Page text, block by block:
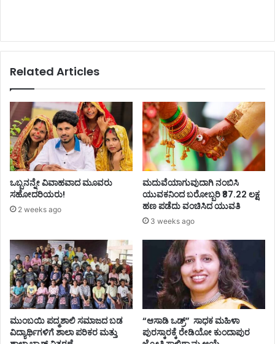
Related Articles
ಒಬ್ಬನನ್ನೇ ವಿವಾಹವಾದ ಮೂವರು
ಸಹೋದರಿಯರು!
2 weeks ago
ಮದುವೆಯಾಗುವುದಾಗಿ ನಂಬಿಸಿ
ಯುವಕನಿಂದ ಬರೋಬ್ಬರಿ ₹87.22 ಲಕ್ಷ
ಹಣ ಪಡೆದು ವಂಚಿಸಿದ ಯುವತಿ
3 weeks ago
ಮುಂಬಯಿ ಪದ್ಮಶಾಲಿ ಸಮಾಜದ ಬಡ
ವಿದ್ಯಾರ್ಥಿಗಳಿಗೆ ಶಾಲಾ ಪರಿಕರ ಮತ್ತು
“ಆಸಾಡಿ ಒಡ್ರ್” ಸಾಧಕ ಮಹಿಳಾ
ಪುರಸ್ಕಾರಕ್ಕೆ ರೇಡಿಯೋ ಕುಂದಾಪುರ